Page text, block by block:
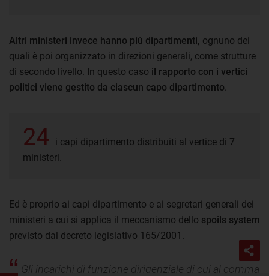
Altri ministeri invece hanno più dipartimenti, ognuno dei
quali è poi organizzato in direzioni generali, come strutture
di secondo livello. In questo caso il rapporto con i vertici
politici viene gestito da ciascun capo dipartimento
24
i capi dipartimento distribuiti al vertice di 7
ministeri.
Ed è proprio ai capi dipartimento e ai segretari generali dei
ministeri a cui si applica il meccanismo dello spoils system
previsto dal decreto legislativo 165/2001.
Gli incarichi di funzione dirigenziale di cui al comma